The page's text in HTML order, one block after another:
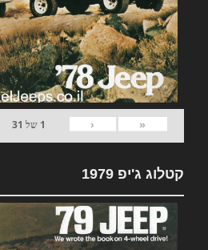
«
‹
1 של 31
קטלוג ג'יפ 1979